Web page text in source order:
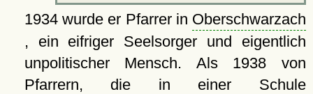
1934 wurde er Pfarrer in Oberschwarzach
, ein eifriger Seelsorger und eigentlich
unpolitischer Mensch. Als 1938 von
Pfarrern, die in einer Schule